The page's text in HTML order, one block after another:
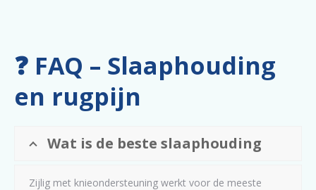
❓ FAQ – Slaaphouding
en rugpijn
Wat is de beste slaaphouding
Zijlig met knieondersteuning werkt voor de meeste